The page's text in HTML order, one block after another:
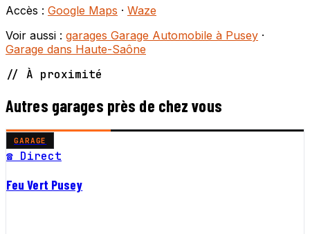
Accès : Google Maps · Waze
Voir aussi : garages Garage Automobile à Pusey ·
Garage dans Haute-Saône
// À proximité
Autres garages près de chez vous
GARAGE
☎ Direct
Feu Vert Pusey